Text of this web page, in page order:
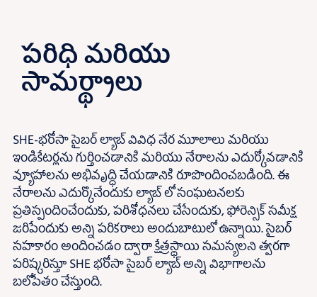
పరిధి మరియు
సామర్థ్యాలు
SHE-భరోసా సైబర్ ల్యాబ్ వివిధ నేర మూలాలు మరియు
ఇండికేటర్లను గుర్తించడానికి మరియు నేరాలను ఎదుర్కోవడానికి
వ్యూహాలను అభివృద్ధి చేయడానికి రూపొందించబడింది. ఈ
నేరాలను ఎదుర్కొనేందుకు ల్యాబ్ లో సంఘటనలకు
ప్రతిస్పందించేందుకు, పరిశోధనలు చేసేందుకు, ఫోరెన్సిక్ సమీక్ష
జరిపేందుకు అన్ని పరికరాలు అందుబాటులో ఉన్నాయి. సైబర్
సహకారం అందించడం ద్వారా క్షేత్రస్థాయి సమస్యలని త్వరగా
పరిష్కరిస్తూ SHE భరోసా సైబర్ ల్యాబ్ అన్ని విభాగాలను
బలోపేతం చేస్తుంది.